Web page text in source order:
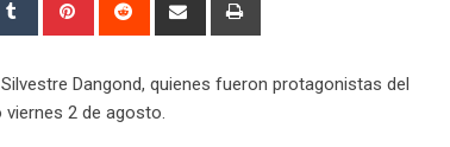
Dangond, quienes fueron protagonistas del
viernes 2 de agosto.